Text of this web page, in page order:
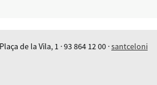
de la Vila, 1 · 93 864 12 00 ·santceloni